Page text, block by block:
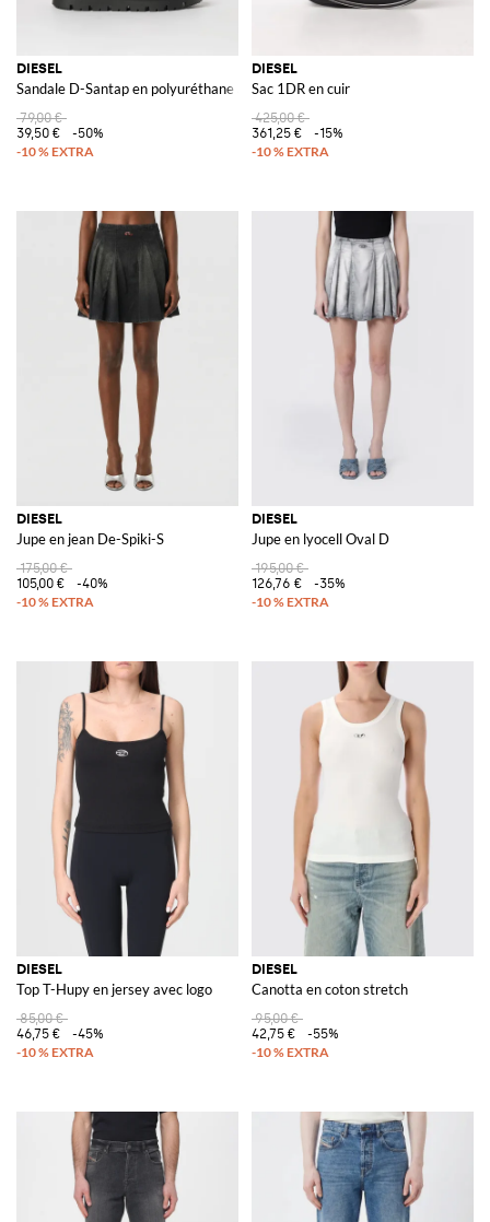
DIESEL
Sandale D-Santap en polyuréthane avec logo imprimé
79,00 €
39,50 €
-50%
DIESEL
Sac 1DR en cuir
425,00 €
361,25 €
-15%
DIESEL
Jupe en jean De-Spiki-S
175,00 €
105,00 €
-40%
DIESEL
Jupe en lyocell Oval D
195,00 €
126,76 €
-35%
DIESEL
Top T-Hupy en jersey avec logo
85,00 €
46,75 €
-45%
DIESEL
Canotta en coton stretch
95,00 €
42,75 €
-55%